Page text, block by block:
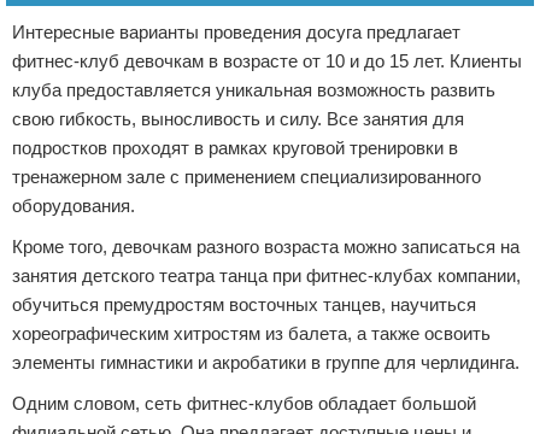
Интересные варианты проведения досуга предлагает
фитнес-клуб девочкам в возрасте от 10 и до 15 лет. Клиенты
клуба предоставляется уникальная возможность развить
свою гибкость, выносливость и силу. Все занятия для
подростков проходят в рамках круговой тренировки в
тренажерном зале с применением специализированного
оборудования.
Кроме того, девочкам разного возраста можно записаться на
занятия детского театра танца при фитнес-клубах компании,
обучиться премудростям восточных танцев, научиться
хореографическим хитростям из балета, а также освоить
элементы гимнастики и акробатики в группе для черлидинга.
Одним словом, сеть фитнес-клубов обладает большой